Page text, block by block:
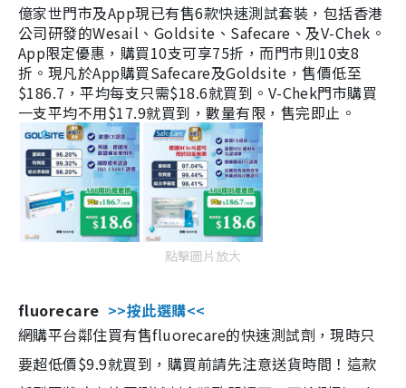
億家世門市及App現已有售6款快速測試套裝，包括香港
公司研發的Wesail、Goldsite、Safecare、及V-Chek。
App限定優惠，購買10支可享75折，而門市則10支8
折。現凡於App購買Safecare及Goldsite，售價低至
$186.7，平均每支只需$18.6就買到。V-Chek門市購買
一支平均不用$17.9就買到，數量有限，售完即止。
點擊圖片放大
fluorecare >>按此選購<<
網購平台鄰住買有售fluorecare的快速測試劑，現時只
要超低價$9.9就買到，購買前請先注意送貨時間！這款